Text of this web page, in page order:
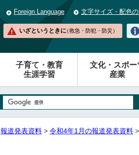
Foreign Language 文字サイズ・配色
いざというときに（救急・防犯・防災）
子育て・教育
生涯学習
文化・スポー
産業
報道発表資料 > 令和4年1月の報道発表資料